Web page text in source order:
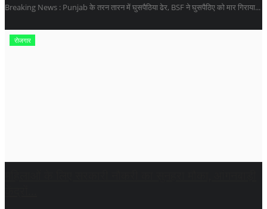
Breaking News : Punjab के तरन तारन में घुसपैठिया ढेर, BSF ने घुसपैठिए को मार गिराया...
रोजगार